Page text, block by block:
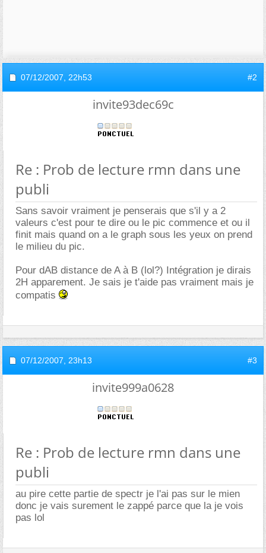
07/12/2007, 22h53 #2
invite93dec69c
Re : Prob de lecture rmn dans une
publi
Sans savoir vraiment je penserais que s'il y a 2
valeurs c'est pour te dire ou le pic commence et ou il
finit mais quand on a le graph sous les yeux on prend
le milieu du pic.
Pour dAB distance de A à B (lol?) Intégration je dirais
2H apparement. Je sais je t'aide pas vraiment mais je
compatis
07/12/2007, 23h13 #3
invite999a0628
Re : Prob de lecture rmn dans une
publi
au pire cette partie de spectr je l'ai pas sur le mien
donc je vais surement le zappé parce que la je vois
pas lol